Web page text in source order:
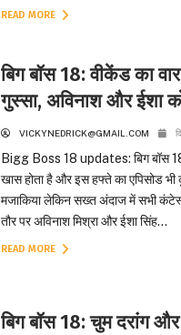
READ MORE
बिग बॉस 18: वीकेंड का
गुस्सा, अविनाश और ईशा
VICKYNEDRICK@GMAIL.COM
Bigg Boss 18 updates: बिग बॉस 18
खास होता है और इस हफ्ते का एपिसोड
मजाकिया लेकिन सख्त अंदाज में सभी
तौर पर अविनाश मिश्रा और ईशा सिंह...
READ MORE
बिग बॉस 18: चुम दरांग